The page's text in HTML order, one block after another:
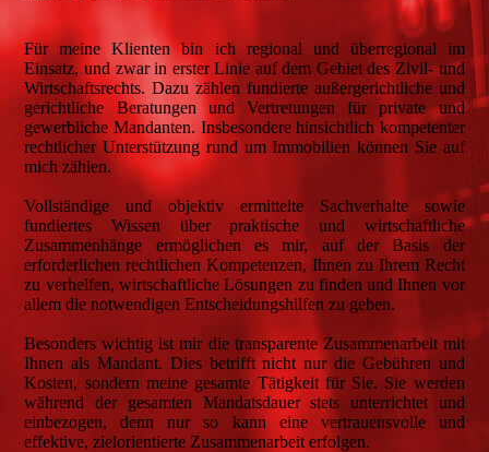
Für meine Klienten bin ich regional und überregional im
Einsatz, und zwar in erster Linie auf dem Gebiet des Zivil- und
Wirtschaftsrechts. Dazu zählen fundierte außergerichtliche und
gerichtliche Beratungen und Vertretungen für private und
gewerbliche Mandanten. Insbesondere hinsichtlich kompetenter
rechtlicher Unterstützung rund um Immobilien können Sie auf
mich zählen.
Vollständige und objektiv ermittelte Sachverhalte sowie
fundiertes Wissen über praktische und wirtschaftliche
Zusammenhänge ermöglichen es mir, auf der Basis der
erforderlichen rechtlichen Kompetenzen, Ihnen zu Ihrem Recht
zu verhelfen, wirtschaftliche Lösungen zu finden und Ihnen vor
allem die notwendigen Entscheidungshilfen zu geben.
Besonders wichtig ist mir die transparente Zusammenarbeit mit
Ihnen als Mandant. Dies betrifft nicht nur die Gebühren und
Kosten, sondern meine gesamte Tätigkeit für Sie. Sie werden
während der gesamten Mandatsdauer stets unterrichtet und
einbezogen, denn nur so kann eine vertrauensvolle und
effektive, zielorientierte Zusammenarbeit erfolgen.